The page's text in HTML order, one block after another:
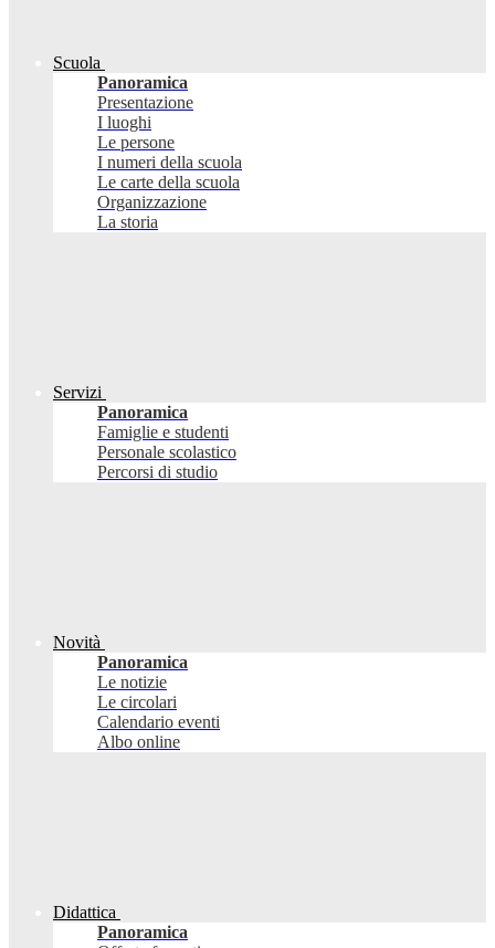
Scuola
Panoramica
Presentazione
I luoghi
Le persone
I numeri della scuola
Le carte della scuola
Organizzazione
La storia
Servizi
Panoramica
Famiglie e studenti
Personale scolastico
Percorsi di studio
Novità
Panoramica
Le notizie
Le circolari
Calendario eventi
Albo online
Didattica
Panoramica